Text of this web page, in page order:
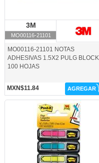
3M
MO00116-21101
MO00116-21101 NOTAS
ADHESIVAS 1.5X2 PULG BLOCK
100 HOJAS
MXN$11.84 AGREGAR
MO00473-21101-3M